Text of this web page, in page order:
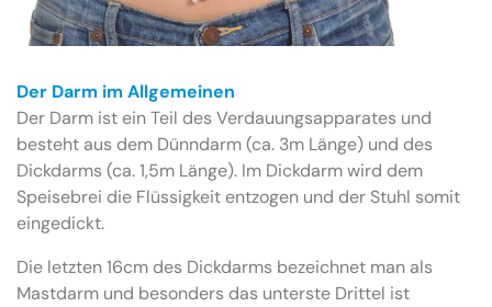
Der Darm im Allgemeinen
Der Darm ist ein Teil des Verdauungsapparates und
besteht aus dem Dünndarm (ca. 3m Länge) und des
Dickdarms (ca. 1,5m Länge). Im Dickdarm wird dem
Speisebrei die Flüssigkeit entzogen und der Stuhl somit
eingedickt.
Die letzten 16cm des Dickdarms bezeichnet man als
Mastdarm und besonders das unterste Drittel ist